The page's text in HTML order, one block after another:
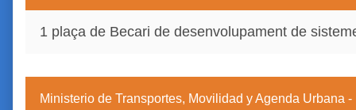
1 plaça de Becari de desenvolupament de
Ministerio de Transportes, Movilidad y Agenda Urbana -